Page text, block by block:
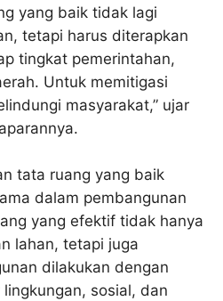
yang baik tidak lagi
tetapi harus diterapkan
tingkat pemerintahan,
Untuk memitigasi
masyarakat,” ujar
tata ruang yang baik
dalam pembangunan
yang efektif tidak hanya
lahan, tetapi juga
dilakukan dengan
sosial, dan